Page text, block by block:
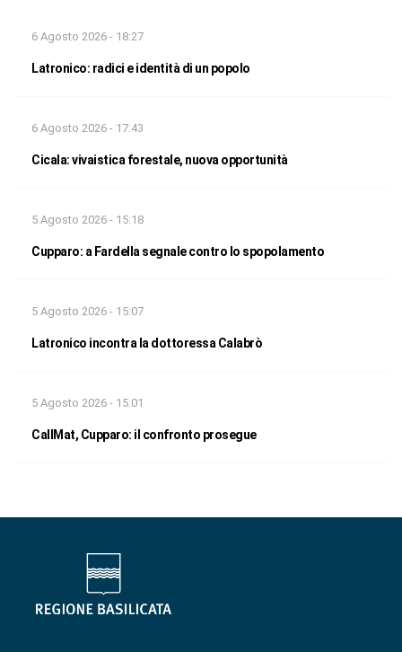
6 Agosto 2026 - 18:27
Latronico: radici e identità di un popolo
6 Agosto 2026 - 17:43
Cicala: vivaistica forestale, nuova opportunità
5 Agosto 2026 - 15:18
Cupparo: a Fardella segnale contro lo spopolamento
5 Agosto 2026 - 15:07
Latronico incontra la dottoressa Calabrò
5 Agosto 2026 - 15:01
CallMat, Cupparo: il confronto prosegue